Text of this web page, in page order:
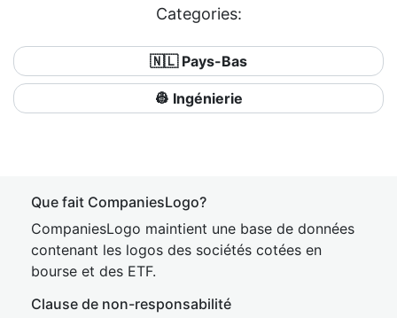
Categories:
🇳🇱 Pays-Bas
👷 Ingénierie
Que fait CompaniesLogo?
CompaniesLogo maintient une base de données
contenant les logos des sociétés cotées en
bourse et des ETF.
Clause de non-responsabilité